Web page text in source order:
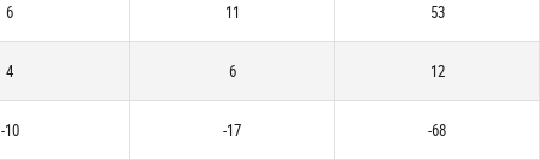
6 11 53
4 6 12
-10 -17 -68